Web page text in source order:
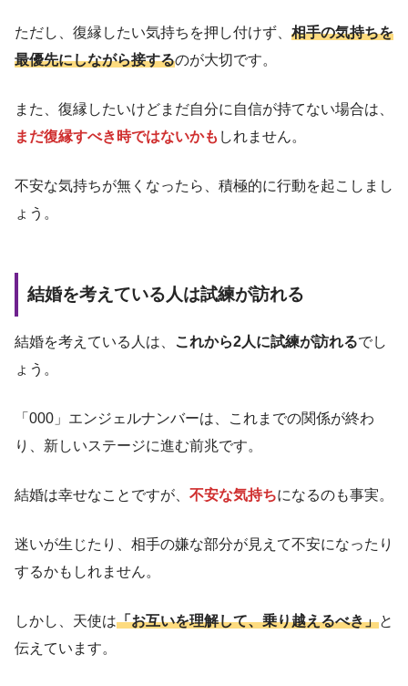
ただし、復縁したい気持ちを押し付けず、 相手の気持ちを
最優先にしながら接するのが大切です。
また、復縁したいけどまだ自分に自信が持てない場合は、
まだ復縁すべき時ではないかも しれません。
不安な気持ちが無くなったら、積極的に行動を起こしまし
ょう。
結婚を考えている人は試練が訪れる
結婚を考えている人は、 これから2人に試練が訪れるでし
ょう。
「000」エンジェルナンバーは、これまでの関係が終わ
り、新しいステージに進む前兆です。
結婚は幸せなことですが、 不安な気持ちになるのも事実。
迷いが生じたり、相手の嫌な部分が見えて不安になったり
するかもしれません。
しかし、天使は「お互いを理解して、乗り越えるべき」と
伝えています。